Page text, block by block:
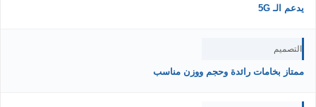
يدعم الـ 5G
التصميم
ممتاز بخامات رائدة وحجم ووزن مناسب